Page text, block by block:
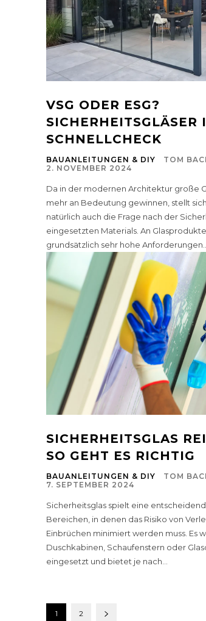
VSG ODER ESG?
SICHERHEITSGLÄSER
SCHNELLCHECK
BAUANLEITUNGEN & DIY TOM
2. NOVEMBER 2024
Da in der modernen Architektur große
mehr an Bedeutung gewinnen, stellt
natürlich auch die Frage nach der
eingesetzten Materials. An
grundsätzlich sehr hohe
SICHERHEITSGLAS
SO GEHT ES RICHTIG
BAUANLEITUNGEN & DIY TOM
7. SEPTEMBER 2024
Sicherheitsglas spielt eine
Bereichen, in denen das Risiko von
Einbrüchen minimiert werden muss. Es
Duschkabinen, Schaufenstern oder
eingesetzt und bietet je nach...
1 2